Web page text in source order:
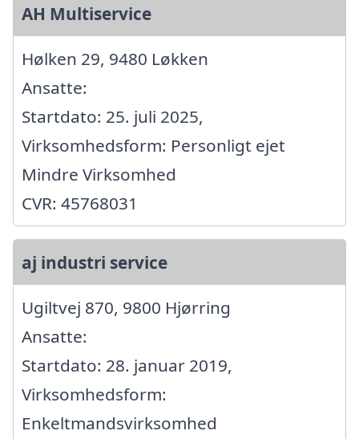
AH Multiservice
Hølken 29, 9480 Løkken
Ansatte:
Startdato: 25. juli 2025,
Virksomhedsform: Personligt ejet
Mindre Virksomhed
CVR: 45768031
aj industri service
Ugiltvej 870, 9800 Hjørring
Ansatte:
Startdato: 28. januar 2019,
Virksomhedsform:
Enkeltmandsvirksomhed